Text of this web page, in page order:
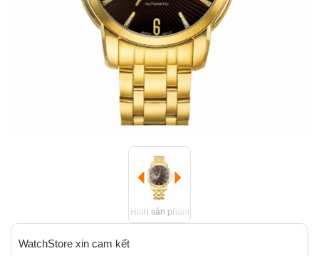
Hình sản phẩm
WatchStore xin cam kết